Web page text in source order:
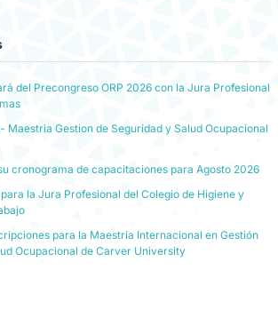
del Precongreso ORP 2026 con la Jura Profesional
Maestria Gestion de Seguridad y Salud Ocupacional
cronograma de capacitaciones para Agosto 2026
la Jura Profesional del Colegio de Higiene y
para la Maestría Internacional en Gestión
Ocupacional de Carver University